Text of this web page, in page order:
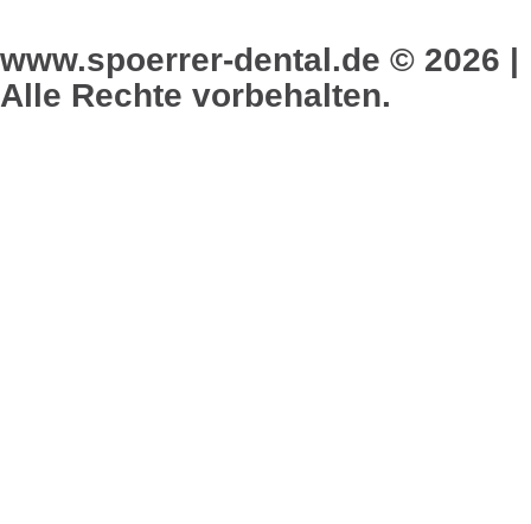
www.spoerrer-dental.de © 2026 |
Alle Rechte vorbehalten.